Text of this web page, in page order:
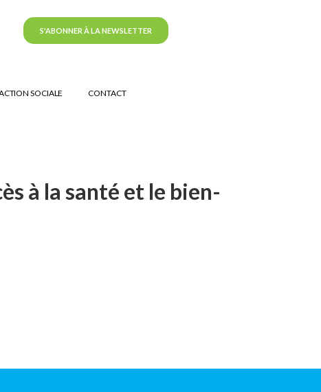
ACTION SOCIALE CONTACT
S'ABONNER À LA NEWSLETTER
à la santé et le bien-